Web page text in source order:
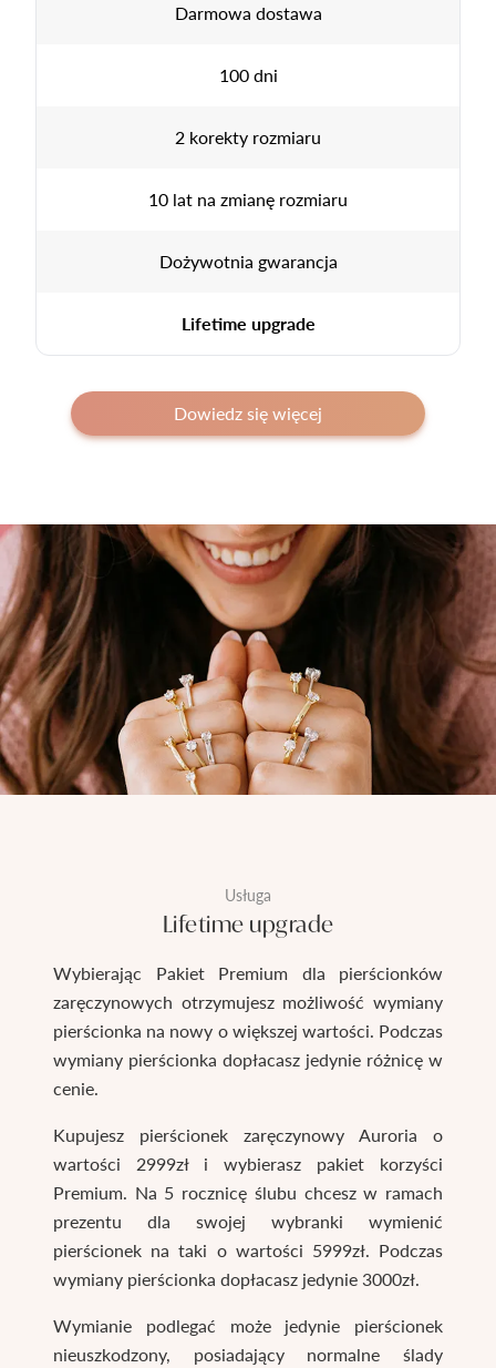
Darmowa dostawa
100 dni
2 korekty rozmiaru
10 lat na zmianę rozmiaru
Dożywotnia gwarancja
Lifetime upgrade
Dowiedz się więcej
Usługa
Lifetime upgrade
Wybierając Pakiet Premium dla pierścionków
zaręczynowych otrzymujesz możliwość wymiany
pierścionka na nowy o większej wartości. Podczas
wymiany pierścionka dopłacasz jedynie różnicę w
cenie.
Kupujesz pierścionek zaręczynowy Auroria o
wartości 2999zł i wybierasz pakiet korzyści
Premium. Na 5 rocznicę ślubu chcesz w ramach
prezentu dla swojej wybranki wymienić
pierścionek na taki o wartości 5999zł. Podczas
wymiany pierścionka dopłacasz jedynie 3000zł.
Wymianie podlegać może jedynie pierścionek
nieuszkodzony, posiadający normalne ślady